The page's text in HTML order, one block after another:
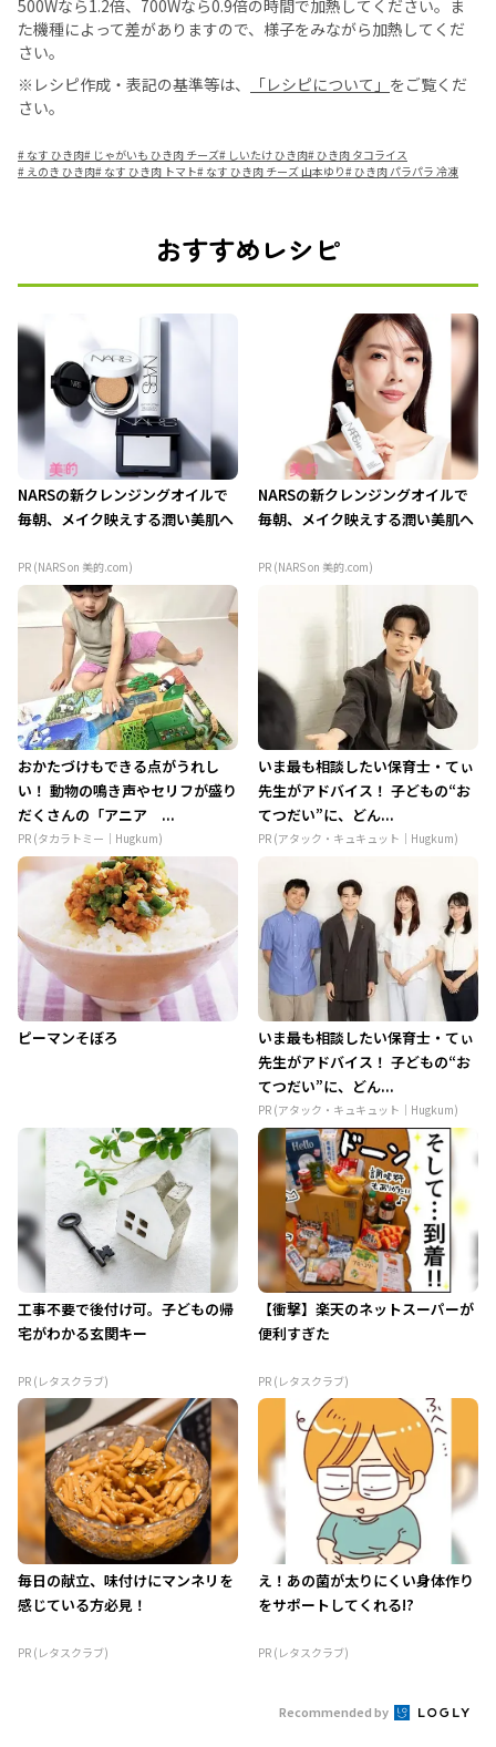
500Wなら1.2倍、700Wなら0.9倍の時間で加熱してください。ま
た機種によって差がありますので、様子をみながら加熱してくだ
さい。
※レシピ作成・表記の基準等は、
「レシピについて」 をご覧くだ
さい。
# なす ひき肉# じゃがいも ひき肉 チーズ# しいたけ ひき肉# ひき肉 タコライス
# えのき ひき肉# なす ひき肉 トマト# なす ひき肉 チーズ 山本ゆり# ひき肉 パラパラ 冷凍
おすすめレシピ
NARSの新クレンジングオイルで
毎朝、メイク映えする潤い美肌へ
PR (NARS on 美的.com)
NARSの新クレンジングオイルで
毎朝、メイク映えする潤い美肌へ
PR (NARS on 美的.com)
おかたづけもできる点がうれし
い！ 動物の鳴き声やセリフが盛り
だくさんの「アニア ...
PR (タカラトミー｜Hugkum)
いま最も相談したい保育士・てぃ
先生がアドバイス！ 子どもの“お
てつだい”に、どん...
PR (アタック・キュキュット｜Hugkum)
ピーマンそぼろ
いま最も相談したい保育士・てぃ
先生がアドバイス！ 子どもの“お
てつだい”に、どん...
PR (アタック・キュキュット｜Hugkum)
工事不要で後付け可。子どもの帰
宅がわかる玄関キー
PR (レタスクラブ)
【衝撃】楽天のネットスーパーが
便利すぎた
PR (レタスクラブ)
毎日の献立、味付けにマンネリを
感じている方必見！
PR (レタスクラブ)
え！あの菌が太りにくい身体作り
をサポートしてくれる!?
PR (レタスクラブ)
Recommended by